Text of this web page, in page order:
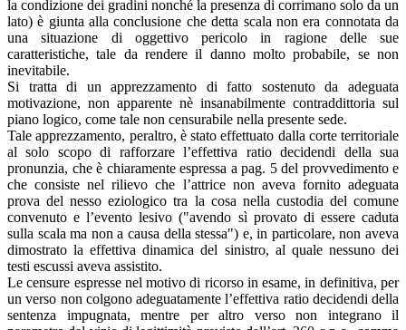
la condizione dei gradini nonché la presenza di corrimano solo da un
lato) è giunta alla conclusione che detta scala non era connotata da
una situazione di oggettivo pericolo in ragione delle sue
caratteristiche, tale da rendere il danno molto probabile, se non
inevitabile.
Si tratta di un apprezzamento di fatto sostenuto da adeguata
motivazione, non apparente nè insanabilmente contraddittoria sul
piano logico, come tale non censurabile nella presente sede.
Tale apprezzamento, peraltro, è stato effettuato dalla corte territoriale
al solo scopo di rafforzare l’effettiva ratio decidendi della sua
pronunzia, che è chiaramente espressa a pag. 5 del provvedimento e
che consiste nel rilievo che l’attrice non aveva fornito adeguata
prova del nesso eziologico tra la cosa nella custodia del comune
convenuto e l’evento lesivo ("avendo sì provato di essere caduta
sulla scala ma non a causa della stessa") e, in particolare, non aveva
dimostrato la effettiva dinamica del sinistro, al quale nessuno dei
testi escussi aveva assistito.
Le censure espresse nel motivo di ricorso in esame, in definitiva, per
un verso non colgono adeguatamente l’effettiva ratio decidendi della
sentenza impugnata, mentre per altro verso non integrano il